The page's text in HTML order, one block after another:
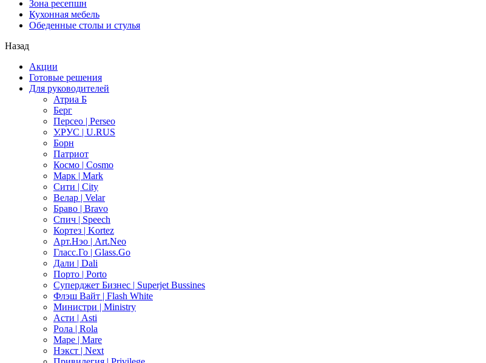
Зона ресепшн
Кухонная мебель
Обеденные столы и стулья
Назад
Акции
Готовые решения
Для руководителей
Атриа Б
Берг
Персео | Perseo
У.РУС | U.RUS
Борн
Патриот
Космо | Cosmo
Марк | Mark
Сити | City
Велар | Velar
Браво | Bravo
Спич | Speech
Кортез | Kortez
Арт.Нэо | Art.Neo
Гласс.Го | Glass.Go
Дали | Dali
Порто | Porto
Суперджет Бизнес | Superjet Bussines
Флэш Вайт | Flash White
Министри | Ministry
Асти | Asti
Рола | Rola
Маре | Mare
Нэкст | Next